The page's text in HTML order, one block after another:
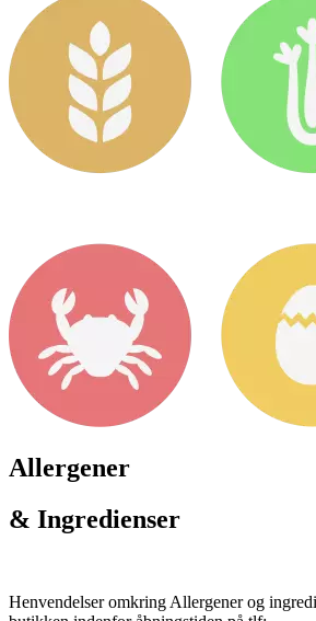
Allergener
& Ingredienser
Henvendelser omkring Allergener og